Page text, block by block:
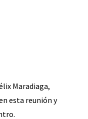
Maradiaga,
esta reunión y